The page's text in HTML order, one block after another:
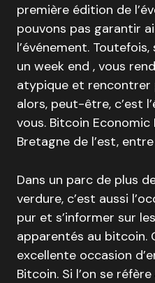
première édition de
pouvons pas garantir
l’événement.
un week end , vous
atypique et rencontrer
alors, peut-être, c’est
vous. Bitcoin
Bretagne de l’est,
Dans un parc de plus
verdure, c’est aussi
pur et s’informer sur
apparentés au bitcoin.
excellente occasion
Bitcoin. Si l’on se